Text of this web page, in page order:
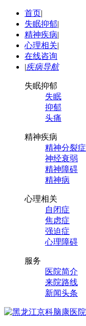
首页|
失眠抑郁|
精神疾病|
心理相关|
在线咨询
|疾病导航
失眠抑郁
失眠
抑郁
头痛
精神疾病
精神分裂症
神经衰弱
精神障碍
精神病
心理相关
自闭症
焦虑症
强迫症
心理障碍
服务
医院简介
来院路线
新闻头条